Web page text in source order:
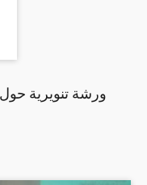
ورشة تنويرية